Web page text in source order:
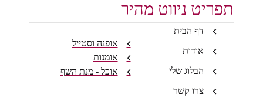
תפריט ניווט מהיר
דף הבית
אודות
הבלוג שלי
צרו קשר
אופנה וסטייל
אומנות
אוכל - מנת השף